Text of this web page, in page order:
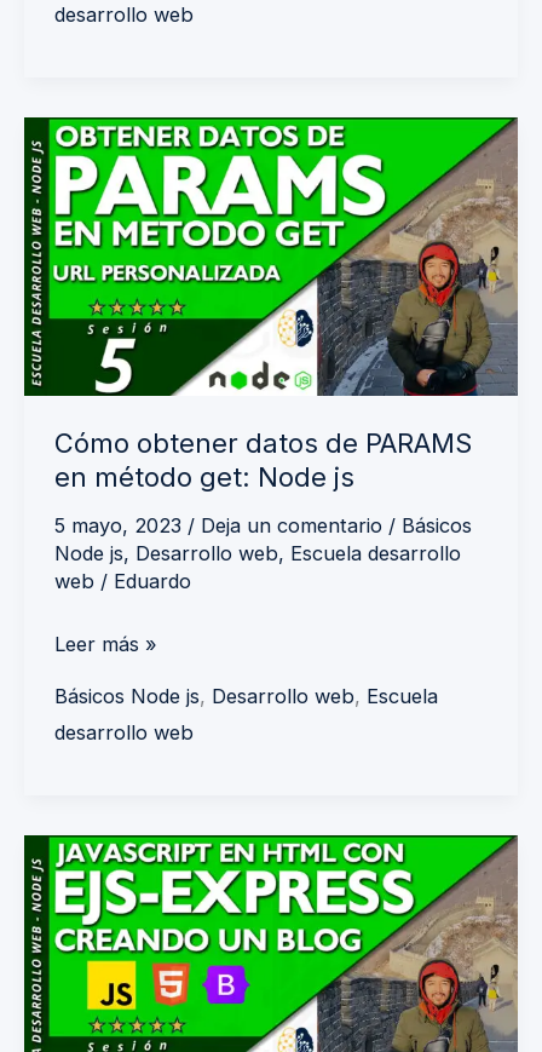
desarrollo web
Cómo obtener datos de PARAMS
en método get: Node js
5 mayo, 2023 / Deja un comentario / Básicos
Node js, Desarrollo web, Escuela desarrollo
web / Eduardo
Cómo
obtener
datos
de
PARAMS
en
método
Leer más »
Básicos Node js, Desarrollo web, Escuela
desarrollo web
Javascript
en
HTML
con
Express: